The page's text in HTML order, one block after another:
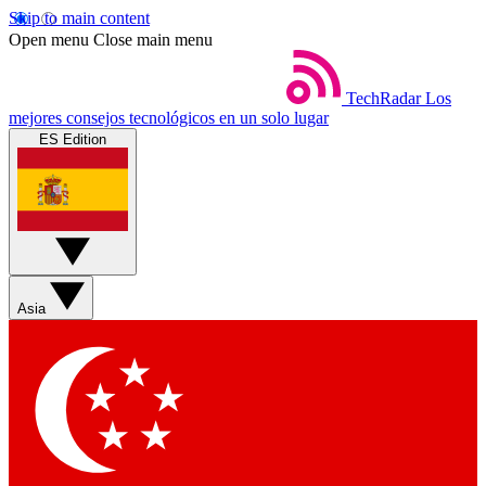
Skip to main content
Open menu Close main menu
TechRadar Los
mejores consejos tecnológicos en un solo lugar
ES Edition
Asia